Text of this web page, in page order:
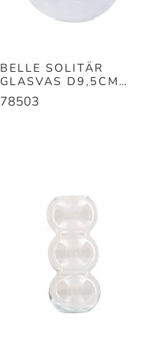
BELLE SOLITÄR
GLASVAS D9,5CM
H9CM
78503